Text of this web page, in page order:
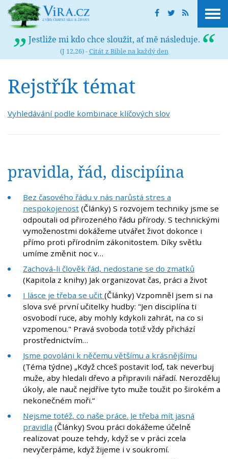
Jestliže mi kdo chce sloužit, ať mě následuje.
(J 12,26) -Citát z Bible na každý den
Rejstřík témat
Vyhledávání podle kombinace klíčových slov
pravidla, řád, discipíina
Bez časového řádu v nás narůstá stres a
nespokojenost (Články) S rozvojem techniky jsme se
odpoutali od přirozeného řádu přírody. S technickými
vymoženostmi dokážeme utvářet život dokonce i
přímo proti přírodním zákonitostem. Díky světlu
umíme změnit noc v…
Zachová-li člověk řád, nedostane se do zmatků
(Kapitola z knihy) Jak organizovat čas, práci a život
I lásce je třeba se učit (Články) Vzpomněl jsem si na
slova své první učitelky hudby: "Jen disciplína ti
osvobodí ruce, aby mohly kdykoli zahrát, na co si
vzpomenou." Pravá svoboda totiž vždy přichází
prostřednictvím…
Jsme povoláni k něčemu většímu a krásnějšímu
(Téma týdne) „Když chceš postavit loď, tak neverbuj
muže, aby hledali dřevo a připravili nářadí. Nerozděluj
úkoly, ale nauč nejdříve tyto muže toužit po širokém a
nekonečném moři.“
Nejsme totéž, co naše práce. Je třeba mít jasná
pravidla (Články) Svou práci dokážeme účelně
realizovat pouze tehdy, když se v práci zcela
nevyčerpáme, když žijeme i v soukromí.